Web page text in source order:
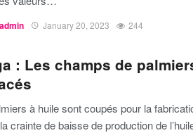
admin January 20, 2023 244
: Les champs de
à huile sont coupés pour la
crainte de baisse de production de